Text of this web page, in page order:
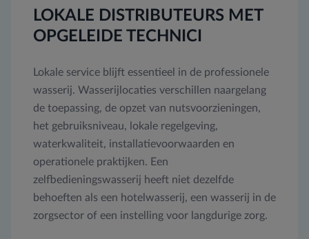
LOKALE DISTRIBUTEURS MET
OPGELEIDE TECHNICI
Lokale service blijft essentieel in de professionele
wasserij. Wasserijlocaties verschillen naargelang
de toepassing, de opzet van nutsvoorzieningen,
het gebruiksniveau, lokale regelgeving,
waterkwaliteit, installatievoorwaarden en
operationele praktijken. Een
zelfbedieningswasserij heeft niet dezelfde
behoeften als een hotelwasserij, een wasserij in de
zorgsector of een instelling voor langdurige zorg.